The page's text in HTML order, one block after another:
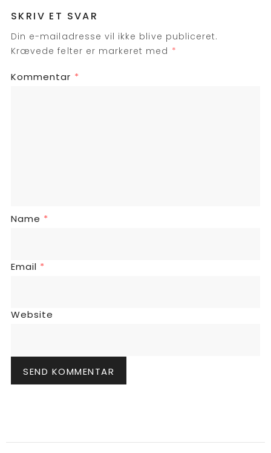
SKRIV ET SVAR
Din e-mailadresse vil ikke blive publiceret.
Krævede felter er markeret med *
Kommentar *
Name *
Email *
Website